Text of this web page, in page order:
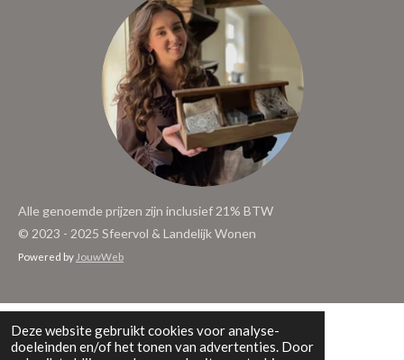
Deze website gebruikt cookies voor analyse-
doeleinden en/of het tonen van advertenties. Door
Alle genoemde prijzen zijn inclusief 21% BTW
© 2023 - 2025 Sfeervol & Landelijk Wonen
Powered by JouwWeb